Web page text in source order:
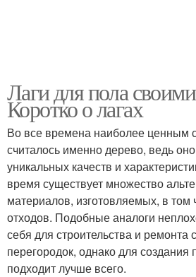
Лаги для пола
Коротко о лагах
Во все времена наиболее ценным
считалось именно дерево, ведь
уникальных качеств и
время существует множество
материалов, изготовляемых, в
отходов. Подобные аналоги
себя для строительства и
перегородок, однако для создания
подходит лучше всего.